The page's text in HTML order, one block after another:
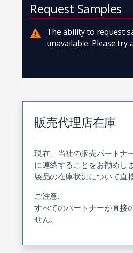
Request Samples
The ability to request
unavailable. Please try
販売代理店在庫
現在、当社の販売パートナ
に連絡することをお勧めし
製品の在庫状況について直
ご注意:
すべてのパートナーが直接
せん。